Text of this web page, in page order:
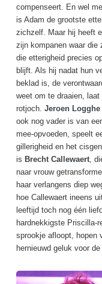
compenseert. En wel
is Adam de grootste
zichzelf. Maar hij heeft
zijn kompanen waar die
die etterigheid precies
blijft. Als hij nadat hun
beklad is, de
weet om te draaien,
rotjoch. Jeroen Logghe
ook nog vader is van
mee-opvoeden, speelt
gillerigheid en het
is Brecht Callewaert,
naar vrouw
haar verlangens diep
hoe Callewaert ineens
leeftijd toch nog één
hardnekkigste Priscilla-
sprookje afloopt, hopen
hernieuwd geluk voor